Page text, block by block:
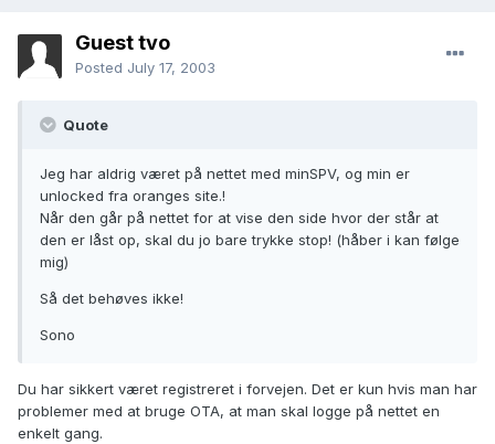
Guest tvo
Posted July 17, 2003
Quote
Jeg har aldrig været på nettet med minSPV, og min er
unlocked fra oranges site.!
Når den går på nettet for at vise den side hvor der står at
den er låst op, skal du jo bare trykke stop! (håber i kan følge
mig)
Så det behøves ikke!
Sono
Du har sikkert været registreret i forvejen. Det er kun hvis man har
problemer med at bruge OTA, at man skal logge på nettet en
enkelt gang.